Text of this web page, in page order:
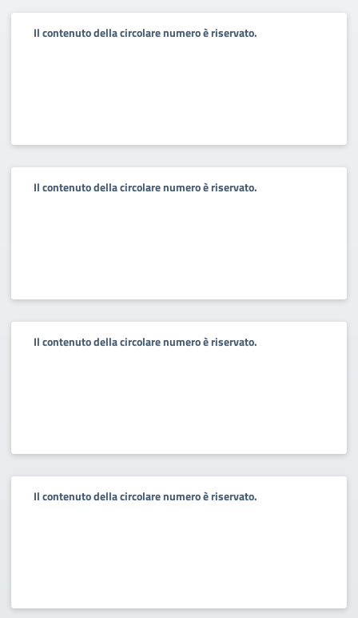
Il contenuto della circolare numero è riservato.
Il contenuto della circolare numero è riservato.
Il contenuto della circolare numero è riservato.
Il contenuto della circolare numero è riservato.